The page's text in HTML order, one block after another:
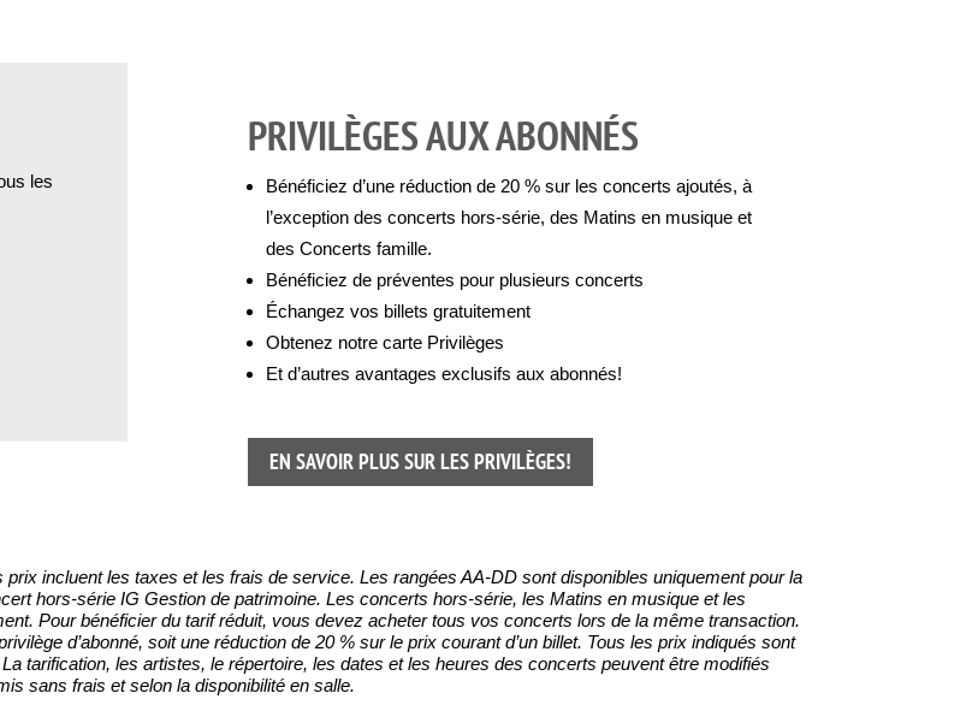
les
PRIVILÈGES AUX ABONNÉS
Bénéficiez d’une réduction de 20 % sur les concerts ajoutés, à
l’exception des concerts hors-série, des Matins en musique et
des Concerts famille.
Bénéficiez de préventes pour plusieurs concerts
Échangez vos billets gratuitement
Obtenez notre carte Privilèges
Et d’autres avantages exclusifs aux abonnés!
EN SAVOIR PLUS SUR LES PRIVILÈGES!
incluent les taxes et les frais de service. Les rangées AA-DD sont disponibles uniquement pour la
hors-série IG Gestion de patrimoine. Les concerts hors-série, les Matins en musique et les
Pour bénéficier du tarif réduit, vous devez acheter tous vos concerts lors de la même transaction.
d’abonné, soit une réduction de 20 % sur le prix courant d’un billet. Tous les prix indiqués sont
tarification, les artistes, le répertoire, les dates et les heures des concerts peuvent être modifiés
sans frais et selon la disponibilité en salle.